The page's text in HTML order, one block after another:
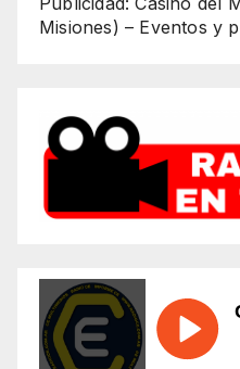
Misiones) – Eventos y